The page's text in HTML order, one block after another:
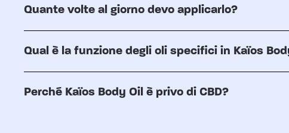
Quante volte al giorno devo applicarlo?
Qual è la funzione degli oli specifici in Kaïos
Perché Kaïos Body Oil è privo di CBD?